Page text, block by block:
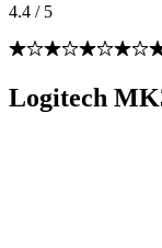
4.4 / 5
Logitech